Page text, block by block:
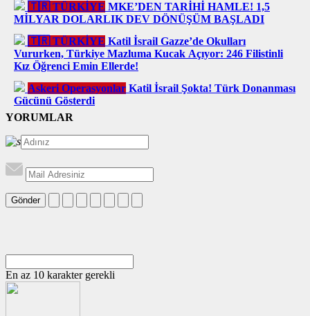
🇹🇷 TÜRKİYE MKE’DEN TARİHİ HAMLE! 1,5
MİLYAR DOLARLIK DEV DÖNÜŞÜM BAŞLADI
🇹🇷 TÜRKİYE Katil İsrail Gazze’de Okulları
Vururken, Türkiye Mazluma Kucak Açıyor: 246 Filistinli
Kız Öğrenci Emin Ellerde!
Askeri Operasyonlar Katil İsrail Şokta! Türk Donanması
Gücünü Gösterdi
YORUMLAR
Gönder
En az 10 karakter gerekli